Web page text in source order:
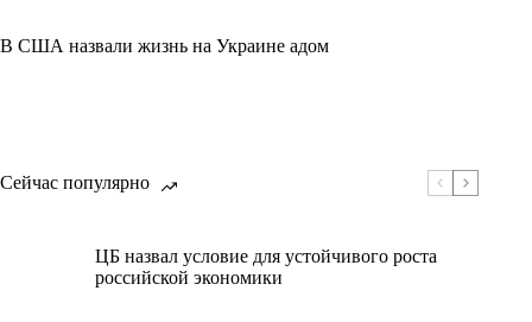
В США назвали жизнь на Украине адом
Сейчас популярно
ЦБ назвал условие для устойчивого роста
российской экономики